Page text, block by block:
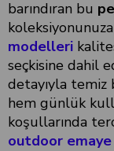
barındıran bu
koleksiyonunuza
modelleri
seçkisine dahil
detayıyla temiz
hem günlük
koşullarında
outdoor